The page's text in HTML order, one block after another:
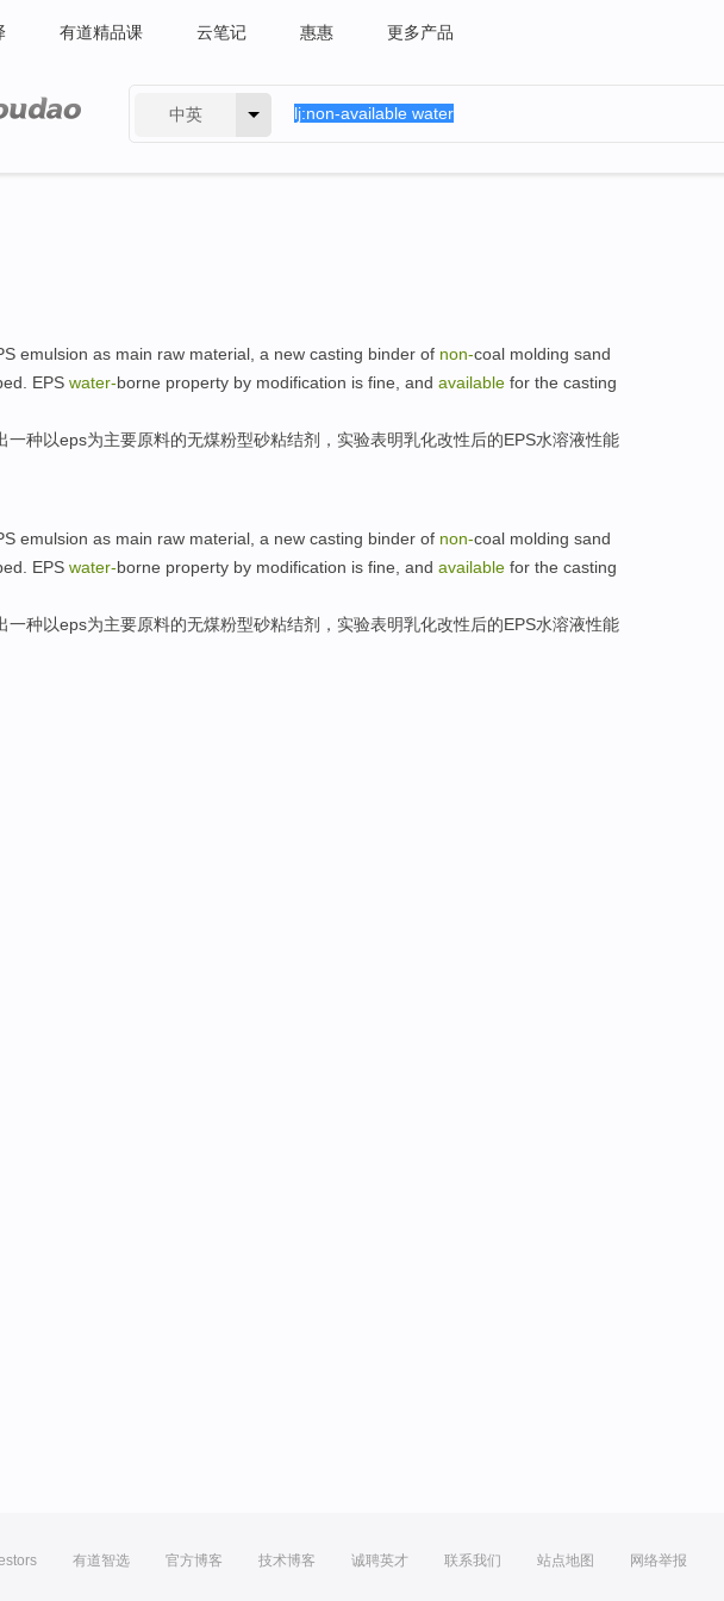
有道精品课 云笔记 惠惠 更多产品
中英
emulsion as main raw material a new casting binder of non-coal molding sand
. EPS water-borne property by modification is fine , and available for the casting
一种以eps为主要原料的无煤粉型砂粘结剂 ，实验表明乳化改性后的EPS水溶液性能
emulsion as main raw material a new casting binder of non-coal molding sand
. EPS water-borne property by modification is fine , and available for the casting
一种以eps为主要原料的无煤粉型砂粘结剂 ，实验表明乳化改性后的EPS水溶液性能
有道智选 官方博客 技术博客 诚聘英才 联系我们 站点地图 网络举报